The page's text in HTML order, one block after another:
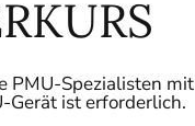
PMU-Spezialisten mit
ist erforderlich.